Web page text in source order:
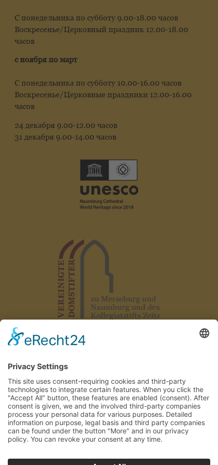
С понедельника по субботу 9.00-18.00 часов
Воскресенье/Церковный праздник 12.00-18.00
часов
с ноября по март
С понедельника по субботу 10.00-16.00 часов
Воскресенье/Церковные праздники 12.00-16.00
часов
24 декабря 9.00-12.00 часов
31 декабря 9.00-14.00 часов
Выходные сведения|Защита данных|Декларация о